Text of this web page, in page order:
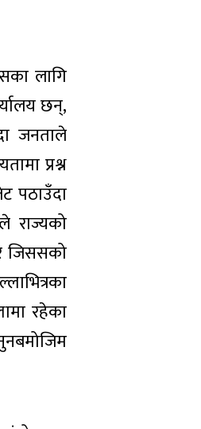
लागि
छन्,
जनताले
प्रश्न
पठाउँदा
राज्यको
जिससको
रहेका